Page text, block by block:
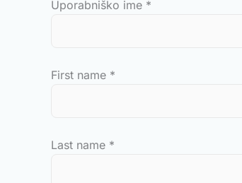
Uporabniško ime *
First name *
Last name *